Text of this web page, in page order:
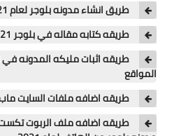
اخبار
اسعار
روايات
طريق انشاء مدونه بلوجر لعام 2021
طريقه كتابه مقاله في بلوجر 2021
طريقه اثبات مليكه المدونه
المواقع
طريقه اضافه ملفات السايت ماب